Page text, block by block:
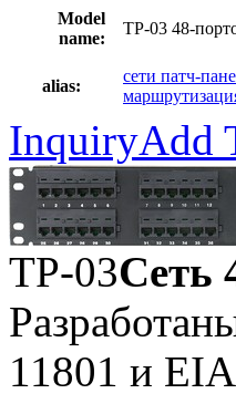
Model
name:
TP-03 48-
alias:
сети патч-
InquiryAdd
TP-03Сеть
11801 и